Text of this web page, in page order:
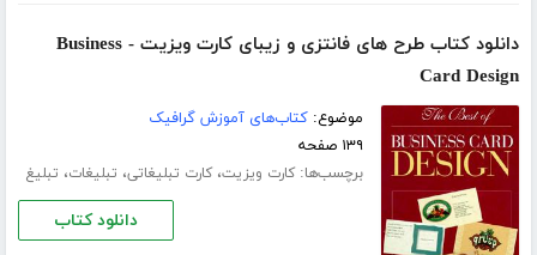
دانلود کتاب طرح های فانتزی و زیبای کارت ویزیت - Business
Card Design
موضوع:کتاب‌های آموزش گرافیک
۱۳۹ صفحه
برچسب‌ها:کارت ویزیت،کارت تبلیغاتی، تبلیغات، تبلیغ
دانلود کتاب